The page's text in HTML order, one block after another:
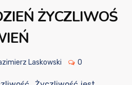
ŻYCZLIWOŚ
Laskowski 0